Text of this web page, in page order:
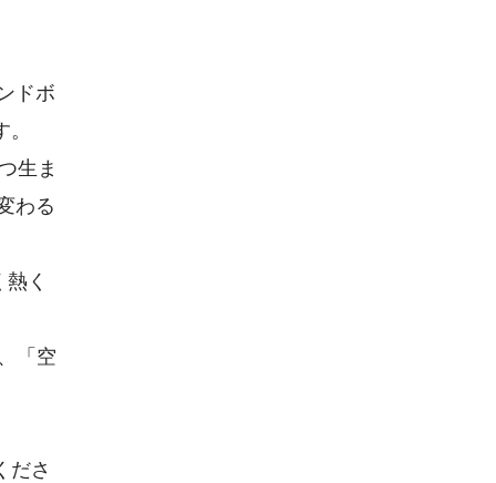
ドボ
生ま
わる
く
「空
ださ